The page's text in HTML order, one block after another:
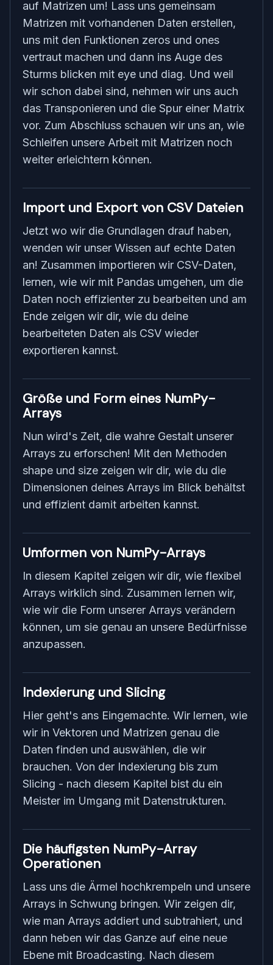
auf Matrizen um! Lass uns gemeinsam
Matrizen mit vorhandenen Daten erstellen,
uns mit den Funktionen zeros und ones
vertraut machen und dann ins Auge des
Sturms blicken mit eye und diag. Und weil
wir schon dabei sind, nehmen wir uns auch
das Transponieren und die Spur einer Matrix
vor. Zum Abschluss schauen wir uns an, wie
Schleifen unsere Arbeit mit Matrizen noch
weiter erleichtern können.
Import und Export von CSV Dateien
Jetzt wo wir die Grundlagen drauf haben,
wenden wir unser Wissen auf echte Daten
an! Zusammen importieren wir CSV-Daten,
lernen, wie wir mit Pandas umgehen, um die
Daten noch effizienter zu bearbeiten und am
Ende zeigen wir dir, wie du deine
bearbeiteten Daten als CSV wieder
exportieren kannst.
Größe und Form eines NumPy-
Arrays
Nun wird's Zeit, die wahre Gestalt unserer
Arrays zu erforschen! Mit den Methoden
shape und size zeigen wir dir, wie du die
Dimensionen deines Arrays im Blick behältst
und effizient damit arbeiten kannst.
Umformen von NumPy-Arrays
In diesem Kapitel zeigen wir dir, wie flexibel
Arrays wirklich sind. Zusammen lernen wir,
wie wir die Form unserer Arrays verändern
können, um sie genau an unsere Bedürfnisse
anzupassen.
Indexierung und Slicing
Hier geht's ans Eingemachte. Wir lernen, wie
wir in Vektoren und Matrizen genau die
Daten finden und auswählen, die wir
brauchen. Von der Indexierung bis zum
Slicing - nach diesem Kapitel bist du ein
Meister im Umgang mit Datenstrukturen.
Die häufigsten NumPy-Array
Operationen
Lass uns die Ärmel hochkrempeln und unsere
Arrays in Schwung bringen. Wir zeigen dir,
wie man Arrays addiert und subtrahiert, und
dann heben wir das Ganze auf eine neue
Ebene mit Broadcasting. Nach diesem